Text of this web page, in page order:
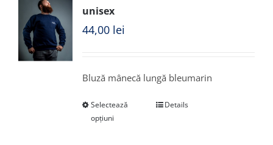
unisex
44,00 lei
Bluză mânecă lungă bleumarin
Selectează
opțiuni
Details